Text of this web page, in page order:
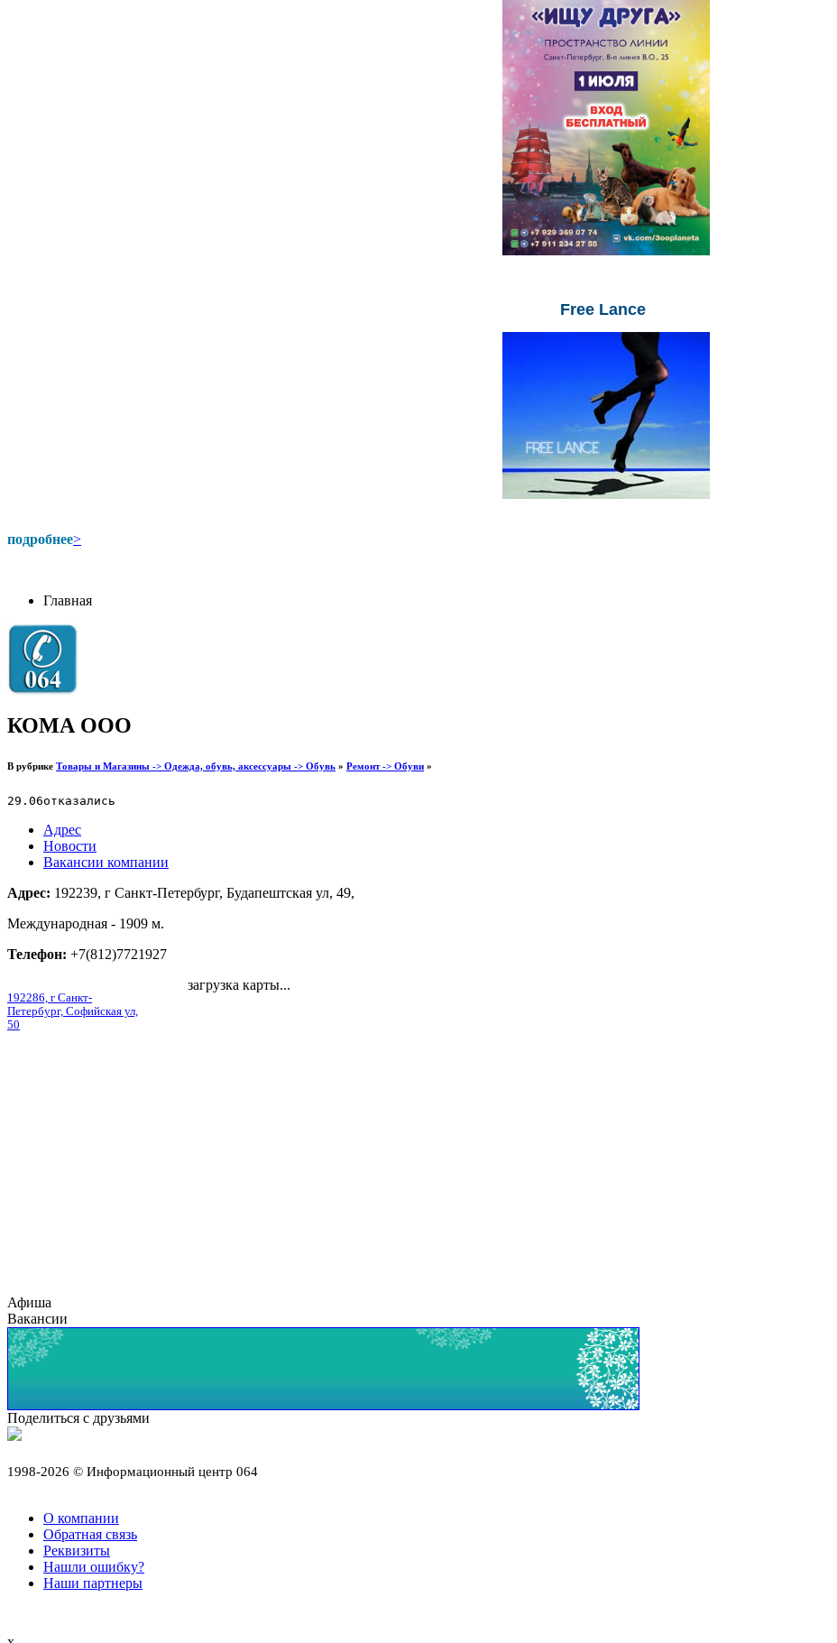
Free Lance
подробнее>
Главная
КОМА ООО
В рубрике Товары и Магазины -> Одежда, обувь, аксессуары -> Обувь » Ремонт -> Обуви »
29.06отказались
Адрес
Новости
Вакансии компании
Адрес: 192239, г Санкт-Петербург, Будапештская ул, 49,
Международная - 1909 м.
Телефон: +7(812)7721927
192286, г Санкт-
Петербург, Софийская ул,
50
загрузка карты...
Афиша
Вакансии
Поделиться с друзьями
1998-2026 © Информационный центр 064
О компании
Обратная связь
Реквизиты
Нашли ошибку?
Наши партнеры